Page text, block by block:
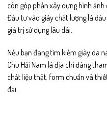
còn góp phần xây dựng hình
Đầu tư vào giày chất lượng là
giá trị sử dụng lâu dài.
Nếu bạn đang tìm kiếm giày da
Chu Hải Nam là địa chỉ đáng
chất liệu thật, form chuẩn và
đại.